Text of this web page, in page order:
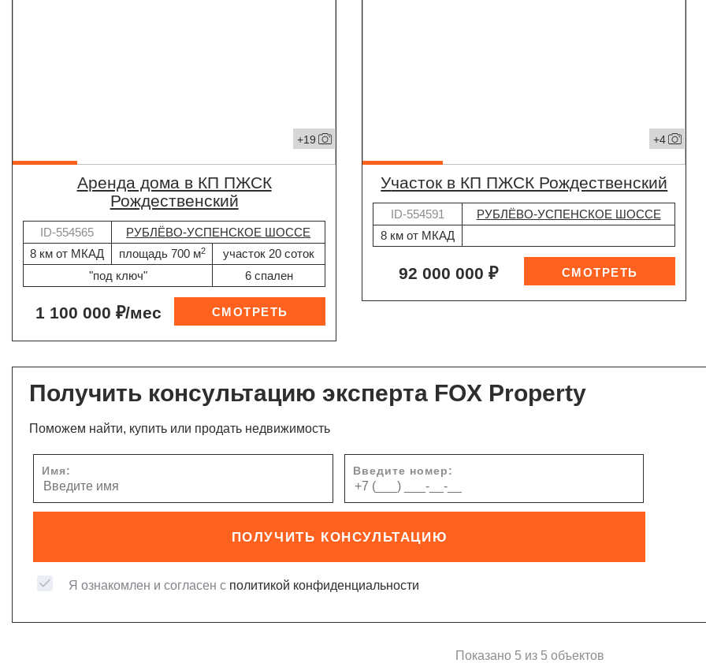
+19
Аренда дома в КП ПЖСК
Рождественский
ID-554565
РУБЛЁВО-УСПЕНСКОЕ ШОССЕ
8 км от МКАД
площадь 700 м2
участок 20 соток
"под ключ"
6 спален
1 100 000 ₽/мес
+4
участок в КП ПЖСК Рождественский
ID-554591
РУБЛЁВО-УСПЕНСКОЕ ШОССЕ
8 км от МКАД
92 000 000 ₽
Получить консультацию эксперта FOX Property
Поможем найти, купить или продать недвижимость
Имя: Введите номер:
ПОЛУЧИТЬ КОНСУЛЬТАЦИЮ
Я ознакомлен и согласен с политикой конфиденциальности
Показано 5 из 5 объектов